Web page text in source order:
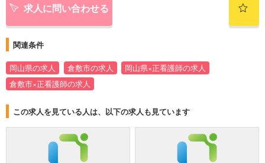
求人に問い合わせる
関連条件
岡山県の求人 倉敷市の求人
岡山県×正看護師の求人
倉敷市×正看護師の求人
この求人を見ている人は、以下の求人も見ています